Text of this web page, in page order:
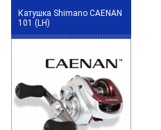
Катушка Shimano CAENAN
101 (LH)